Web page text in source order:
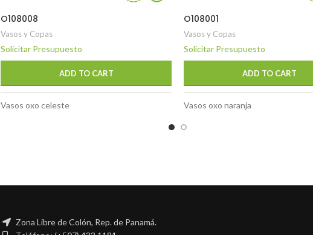
O108008
Vasos y Copas
Solicitar Presupuesto
ADD TO CART
Vasos oxo celeste
O108001
Vasos y Copas
Solicitar Presupuesto
ADD TO CART
Vasos oxo naranja
Zona Libre de Colón, Rep. de Panamá.